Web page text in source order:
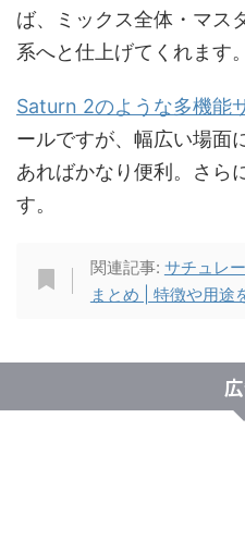
ば、ミックス全体・マス
系へと仕上げてくれます。
Saturn 2のような多機能
ールですが、幅広い場面
あればかなり便利。さら
す。
関連記事: サチュレ
まとめ | 特徴や用途